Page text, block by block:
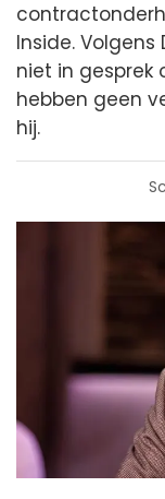
Inside. Volgens
niet in gesprek
hebben geen
hij.